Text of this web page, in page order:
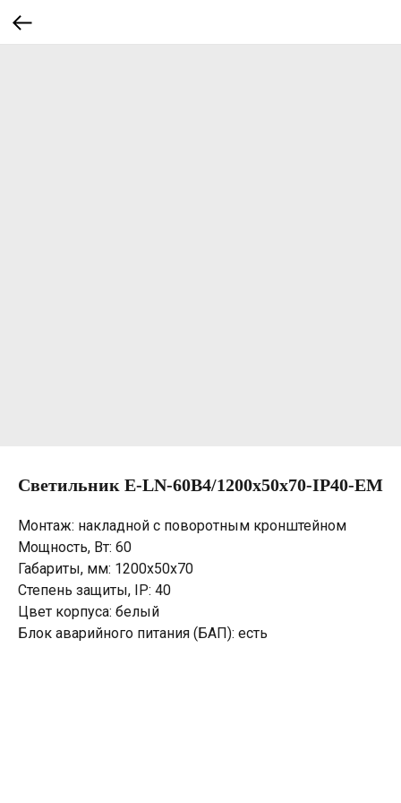
Светильник E-LN-60B4/1200х50х70-IP40-EM
Монтаж: накладной с поворотным кронштейном
Мощность, Вт: 60
Габариты, мм: 1200х50х70
Степень защиты, IP: 40
Цвет корпуса: белый
Блок аварийного питания (БАП): есть